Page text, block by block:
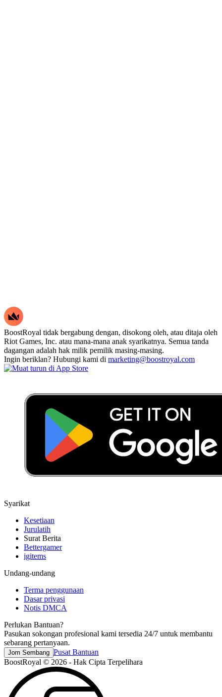
BoostRoyal tidak bergabung dengan, disokong oleh, atau ditaja oleh
Riot Games, Inc. atau mana-mana anak syarikatnya. Semua tanda
dagangan adalah hak milik pemilik masing-masing.
Ingin beriklan? Hubungi kami di marketing@boostroyal.com
Syarikat
Kesetiaan
Jurulatih
Surat Berita
Bettergamer
igitems
Undang-undang
Terma penggunaan
Dasar privasi
Notis DMCA
Perlukan Bantuan?
Pasukan sokongan profesional kami tersedia 24/7 untuk membantu
sebarang pertanyaan.
Jom Sembang Pusat Bantuan
BoostRoyal © 2026 - Hak Cipta Terpelihara